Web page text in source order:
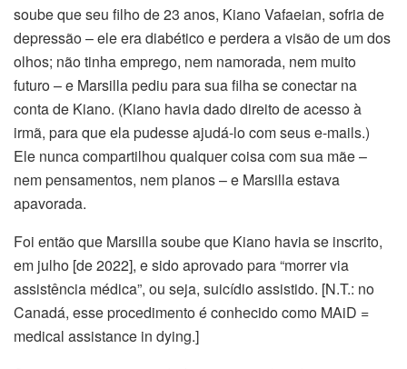
soube que seu filho de 23 anos, Kiano Vafaeian, sofria de
depressão – ele era diabético e perdera a visão de um dos
olhos; não tinha emprego, nem namorada, nem muito
futuro – e Marsilla pediu para sua filha se conectar na
conta de Kiano. (Kiano havia dado direito de acesso à
irmã, para que ela pudesse ajudá-lo com seus e-mails.)
Ele nunca compartilhou qualquer coisa com sua mãe –
nem pensamentos, nem planos – e Marsilla estava
apavorada.
Foi então que Marsilla soube que Kiano havia se inscrito,
em julho [de 2022], e sido aprovado para “morrer via
assistência médica”, ou seja, suicídio assistido. [N.T.: no
Canadá, esse procedimento é conhecido como MAiD =
medical assistance in dying.]